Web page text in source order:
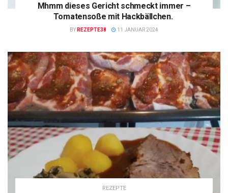
Mhmm dieses Gericht schmeckt immer –
Tomatensoße mit Hackbällchen.
BY REZEPTE38 11 JANUAR 2024
REZEPTE